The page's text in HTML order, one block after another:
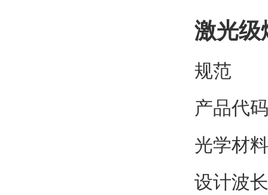
激光级
规范
产品代
光学材
设计波